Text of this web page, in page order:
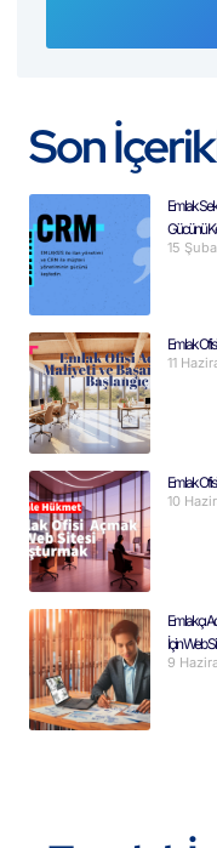
Son
Emlak
Gücünü
15
Emlak
11
Emlak
10
Emlakçı
İçin Web
9